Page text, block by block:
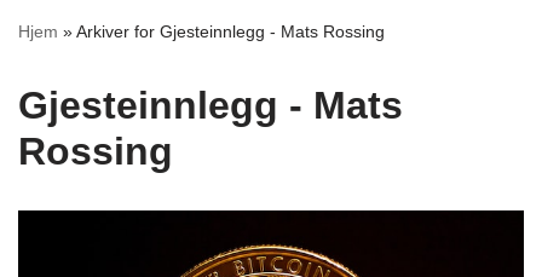
Hjem »Arkiver for Gjesteinnlegg - Mats Rossing
Gjesteinnlegg - Mats
Rossing